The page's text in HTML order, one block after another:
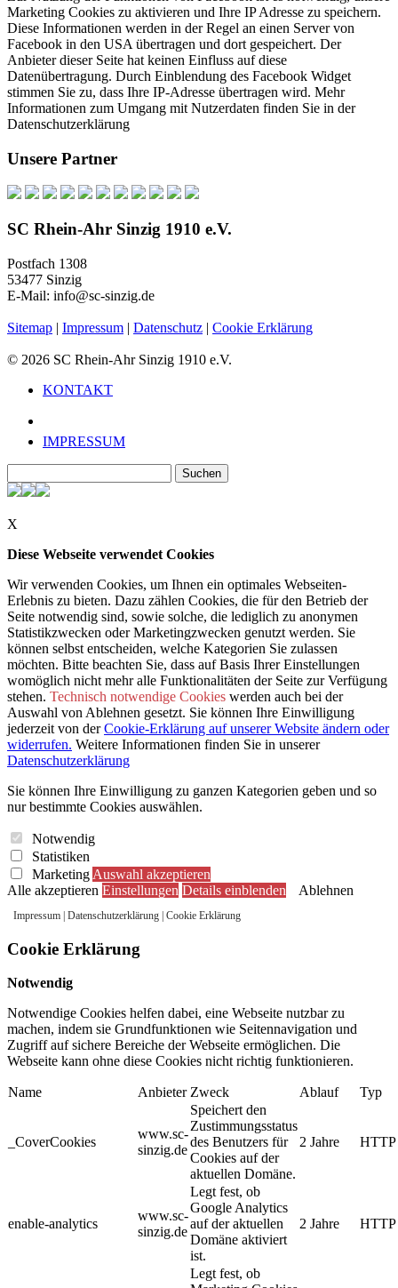
Marketing Cookies zu aktivieren und Ihre IP Adresse zu speichern.
Diese Informationen werden in der Regel an einen Server von
Facebook in den USA übertragen und dort gespeichert. Der
Anbieter dieser Seite hat keinen Einfluss auf diese
Datenübertragung. Durch Einblendung des Facebook Widget
stimmen Sie zu, dass Ihre IP-Adresse übertragen wird. Mehr
Informationen zum Umgang mit Nutzerdaten finden Sie in der
Datenschutzerklärung
Unsere Partner
SC Rhein-Ahr Sinzig 1910 e.V.
Postfach 1308
53477 Sinzig
E-Mail: info@sc-sinzig.de
Sitemap | Impressum | Datenschutz | Cookie Erklärung
© 2026 SC Rhein-Ahr Sinzig 1910 e.V.
KONTAKT
IMPRESSUM
nach:
X
Diese Webseite verwendet Cookies
Wir verwenden Cookies, um Ihnen ein optimales Webseiten-
Erlebnis zu bieten. Dazu zählen Cookies, die für den Betrieb der
Seite notwendig sind, sowie solche, die lediglich zu anonymen
Statistikzwecken oder Marketingzwecken genutzt werden. Sie
können selbst entscheiden, welche Kategorien Sie zulassen
möchten. Bitte beachten Sie, dass auf Basis Ihrer Einstellungen
womöglich nicht mehr alle Funktionalitäten der Seite zur Verfügung
stehen. Technisch notwendige Cookies werden auch bei der
Auswahl von Ablehnen gesetzt. Sie können Ihre Einwilligung
jederzeit von derCookie-Erklärung auf unserer Website ändern oder
widerrufen. Weitere Informationen finden Sie in unserer
Datenschutzerklärung
Sie können Ihre Einwilligung zu ganzen Kategorien geben und so
nur bestimmte Cookies auswählen.
Notwendig
Statistiken
Marketing Auswahl akzeptieren
Alle akzeptieren Einstellungen Details einblenden Ablehnen
Impressum | Datenschutzerklärung | Cookie Erklärung
Cookie Erklärung
Notwendig
Notwendige Cookies helfen dabei, eine Webseite nutzbar zu
machen, indem sie Grundfunktionen wie Seitennavigation und
Zugriff auf sichere Bereiche der Webseite ermöglichen. Die
Webseite kann ohne diese Cookies nicht richtig funktionieren.
Name Anbieter Zweck Ablauf Typ
_CoverCookies
www.sc-
sinzig.de
Speichert den
Zustimmungsstatus
des Benutzers für
Cookies auf der
aktuellen Domäne.
2 Jahre HTTP
enable-analytics
www.sc-
sinzig.de
Legt fest, ob
Google Analytics
auf der aktuellen
Domäne aktiviert
ist.
2 Jahre HTTP
Legt fest, ob